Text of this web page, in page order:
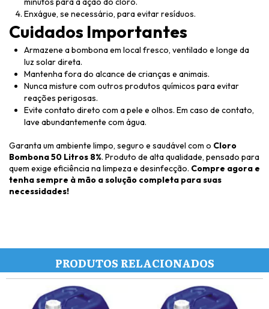
Enxágue, se necessário, para evitar resíduos.
Cuidados Importantes
Armazene a bombona em local fresco, ventilado e longe da
luz solar direta.
Mantenha fora do alcance de crianças e animais.
Nunca misture com outros produtos químicos para evitar
reações perigosas.
Evite contato direto com a pele e olhos. Em caso de contato,
lave abundantemente com água.
Garanta um ambiente limpo, seguro e saudável com o Cloro
Bombona 50 Litros 8%. Produto de alta qualidade, pensado para
quem exige eficiência na limpeza e desinfecção. Compre agora e
tenha sempre à mão a solução completa para suas
necessidades!
PRODUTOS RELACIONADOS